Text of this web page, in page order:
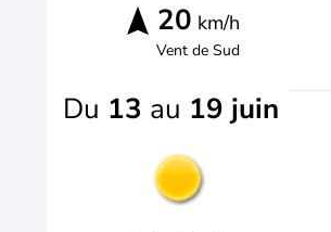
20 km/h
Vent deSud
Du 13 au 19 juin